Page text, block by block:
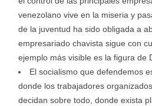
venezolano vive en la miseria y
de la juventud ha sido obligada a
empresariado chavista sigue con
ejemplo más visible es la figura de
El socialismo que defendemos
donde los trabajadores
decidan sobre todo, donde exista